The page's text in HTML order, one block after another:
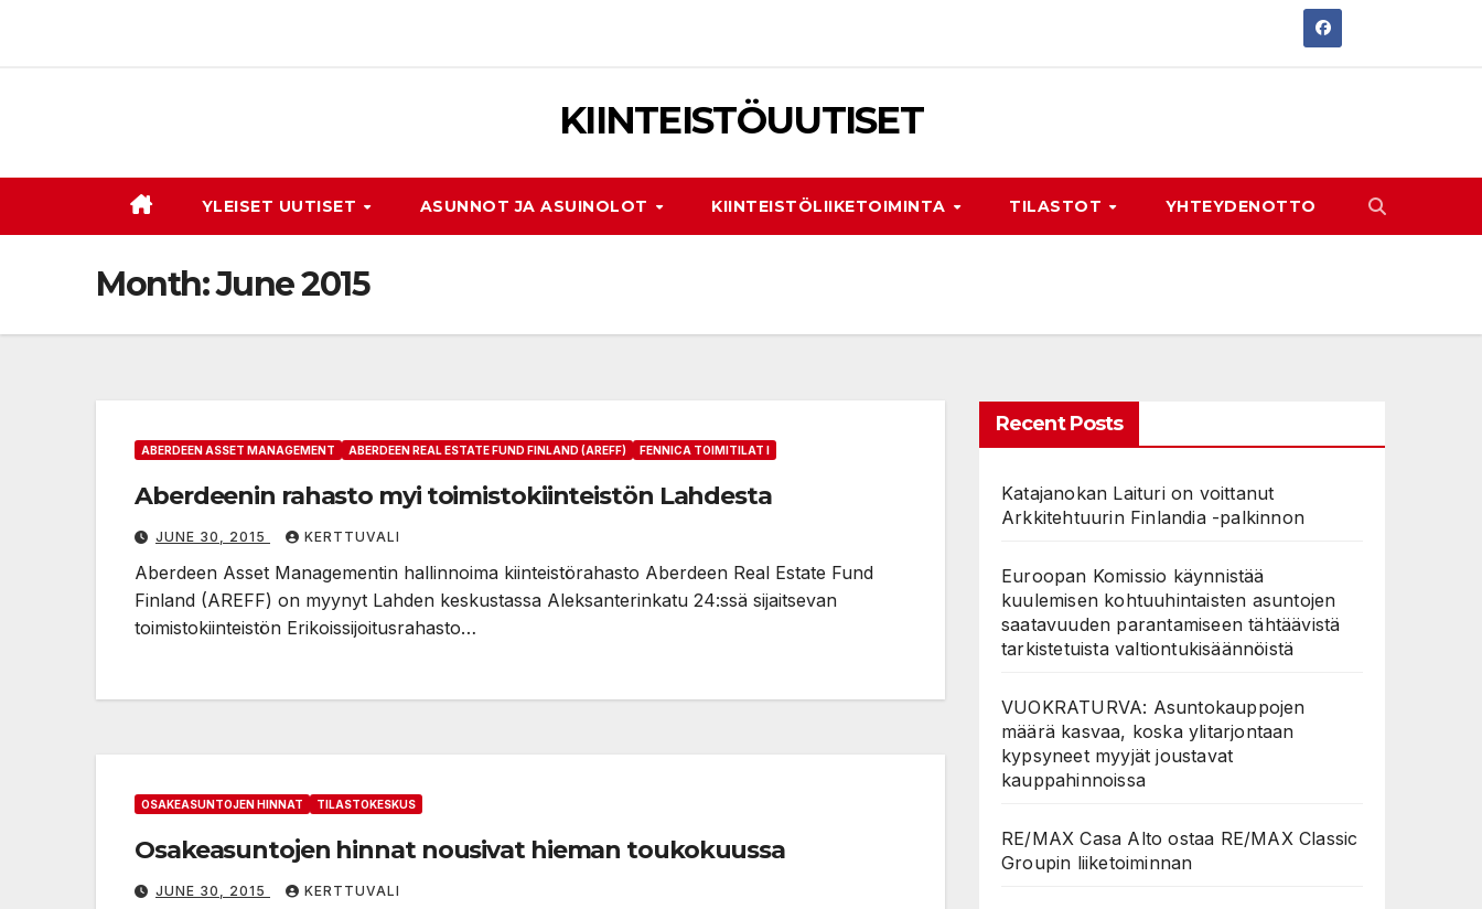
KIINTEISTÖUUTISET
YLEISET UUTISET ASUNNOT JA ASUINOLOT KIINTEISTÖLIIKETOIMINTA TILASTOT YHTEYDENOTTO
Month:June 2015
ABERDEEN ASSET MANAGEMENT ABERDEEN REAL ESTATE FUND FINLAND (AREFF) FENNICA TOIMITILAT I
Aberdeenin rahasto myi toimistokiinteistön Lahdesta
JUNE 30, 2015 KERTTUVALI
Aberdeen Asset Managementin hallinnoima kiinteistörahasto Aberdeen Real Estate Fund
Finland (AREFF) on myynyt Lahden keskustassa Aleksanterinkatu 24:ssä sijaitsevan
toimistokiinteistön Erikoissijoitusrahasto…
OSAKEASUNTOJEN HINNAT TILASTOKESKUS
Osakeasuntojen hinnat nousivat hieman toukokuussa
JUNE 30, 2015 KERTTUVALI
Recent Posts
Katajanokan Laituri on voittanut
Arkkitehtuurin Finlandia -palkinnon
Euroopan Komissio käynnistää
kuulemisen kohtuuhintaisten asuntojen
saatavuuden parantamiseen tähtäävistä
tarkistetuista valtiontukisäännöistä
VUOKRATURVA: Asuntokauppojen
määrä kasvaa, koska ylitarjontaan
kypsyneet myyjät joustavat
kauppahinnoissa
RE/MAX Casa Alto ostaa RE/MAX Classic
Groupin liiketoiminnan